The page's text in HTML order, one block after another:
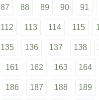
87 88 89 90 91
112 113 114 115
135 136 137 138
161 162 163 164
186 187 188 189